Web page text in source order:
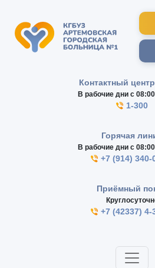
Контактный
В рабочие дни с
1-300
Горячая
В рабочие дни с
+7 (914) 340-
Приёмный
+7 (42337) 4-